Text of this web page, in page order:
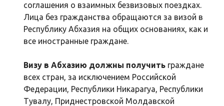
соглашения о взаимных безвизовых поездках.
Лица без гражданства обращаются за визой в
Республику Абхазия на общих основаниях, как и
все иностранные граждане.
Визу в Абхазию должны получить граждане
всех стран, за исключением Российской
Федерации, Республики Никарагуа, Республики
Тувалу, Приднестровской Молдавской